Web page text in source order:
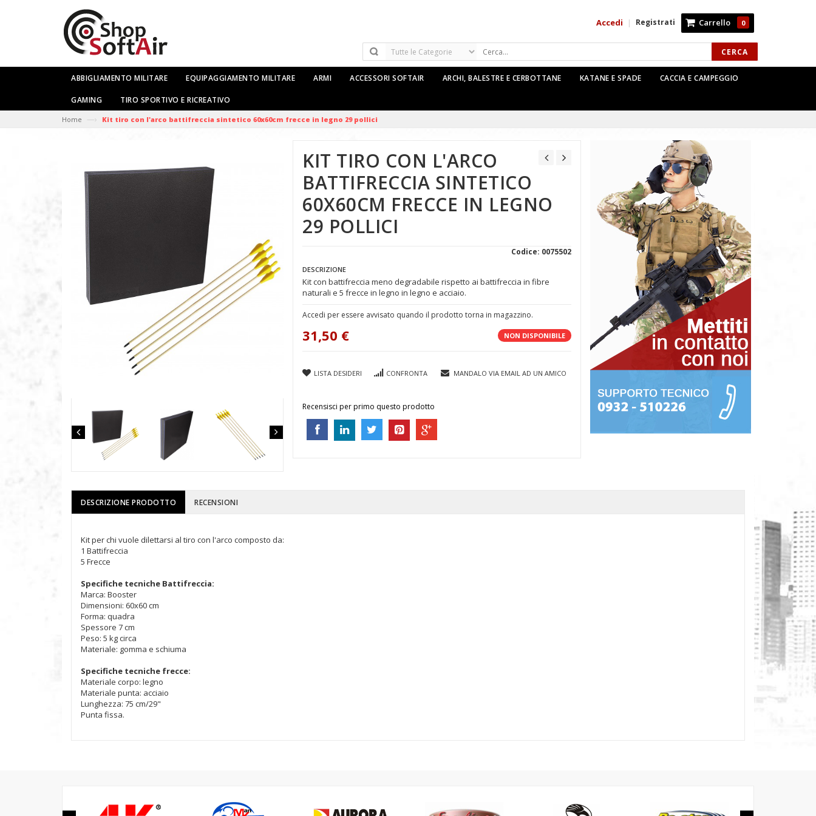
CERCA
Carrello 0
Registrati
|
Accedi
ABBIGLIAMENTO MILITARE EQUIPAGGIAMENTO MILITARE ARMI ACCESSORI SOFTAIR ARCHI, BALESTRE E CERBOTTANE KATANE E SPADE CACCIA E CAMPEGGIO
GAMING TIRO SPORTIVO E RICREATIVO
Home —› Kit tiro con l'arco battifreccia sintetico 60x60cm frecce in legno 29 pollici
KIT TIRO CON L'ARCO
BATTIFRECCIA SINTETICO
60X60CM FRECCE IN LEGNO
29 POLLICI
Codice: 0075502
DESCRIZIONE
Kit con battifreccia meno degradabile rispetto ai battifreccia in fibre
naturali e 5 frecce in legno in legno e acciaio.
Accedi per essere avvisato quando il prodotto torna in magazzino.
NON DISPONIBILE
31,50 €
LISTA DESIDERI CONFRONTA MANDALO VIA EMAIL AD UN AMICO
Recensisci per primo questo prodotto
DESCRIZIONE PRODOTTO RECENSIONI
Kit per chi vuole dilettarsi al tiro con l'arco composto da:
1 Battifreccia
5 Frecce
Specifiche tecniche Battifreccia:
Marca: Booster
Dimensioni: 60x60 cm
Forma: quadra
Spessore 7 cm
Peso: 5 kg circa
Materiale: gomma e schiuma
Specifiche tecniche frecce:
Materiale corpo: legno
Materiale punta: acciaio
Lunghezza: 75 cm/29"
Punta fissa.